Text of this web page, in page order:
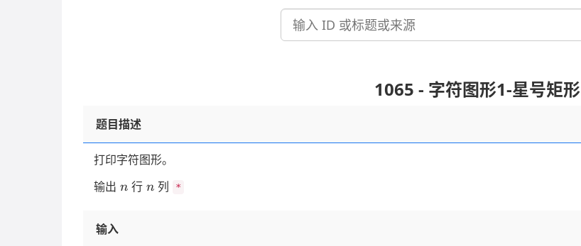
搜
1065 - 字符图形1-星号矩形
题目描述
打印字符图形。
输出 n
n 行 n
n 列 *
输入